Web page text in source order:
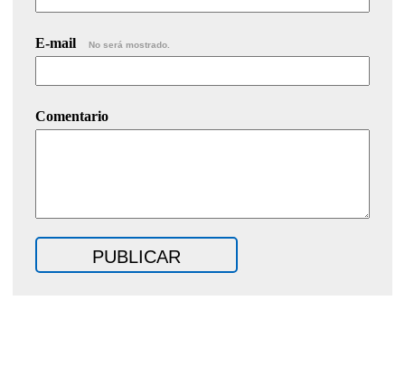
E-mail No será mostrado.
Comentario